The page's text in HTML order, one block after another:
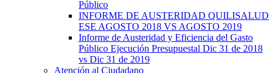
Público
INFORME DE AUSTERIDAD QUILISALUD
ESE AGOSTO 2018 VS AGOSTO 2019
Informe de Austeridad y Eficiencia del Gasto
Público Ejecución Presupuestal Dic 31 de 2018
vs Dic 31 de 2019
Atención al Ciudadano